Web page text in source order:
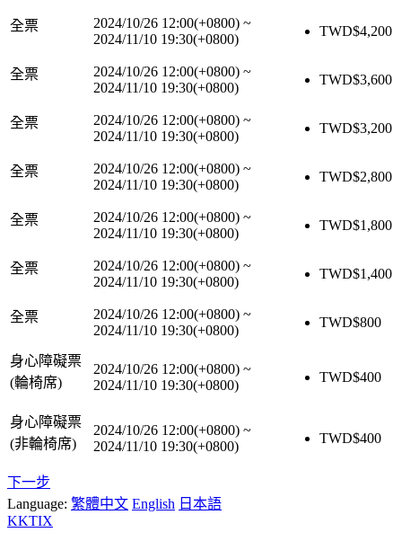
全票 2024/10/26 12:00(+0800) ~
2024/11/10 19:30(+0800)
TWD$4,200
全票 2024/10/26 12:00(+0800) ~
2024/11/10 19:30(+0800)
TWD$3,600
全票 2024/10/26 12:00(+0800) ~
2024/11/10 19:30(+0800)
TWD$3,200
全票 2024/10/26 12:00(+0800) ~
2024/11/10 19:30(+0800)
TWD$2,800
全票 2024/10/26 12:00(+0800) ~
2024/11/10 19:30(+0800)
TWD$1,800
全票 2024/10/26 12:00(+0800) ~
2024/11/10 19:30(+0800)
TWD$1,400
全票 2024/10/26 12:00(+0800) ~
2024/11/10 19:30(+0800)
TWD$800
身心障礙票
(輪椅席)
2024/10/26 12:00(+0800) ~
2024/11/10 19:30(+0800)
TWD$400
身心障礙票
(非輪椅席)
2024/10/26 12:00(+0800) ~
2024/11/10 19:30(+0800)
TWD$400
下一步
Language: 繁體中文 English 日本語
KKTIX